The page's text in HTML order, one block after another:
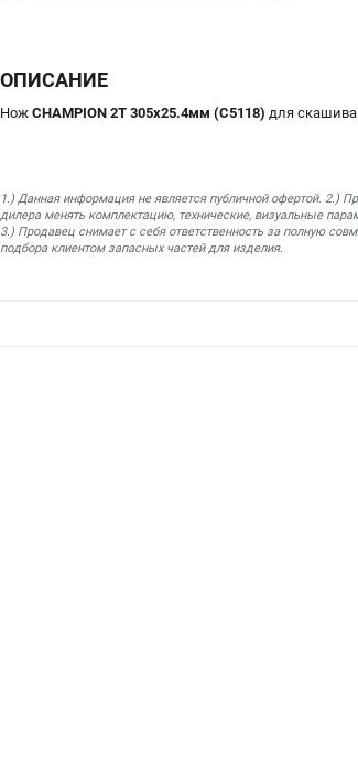
ОПИСАНИЕ
Нож CHAMPION 2Т 305х25.4мм (C5118) для
1.) Данная информация не является публичной офертой. 2.)
дилера менять комплектацию, технические, визуальные
3.) Продавец снимает с себя ответственность за полную
подбора клиентом запасных частей для изделия.